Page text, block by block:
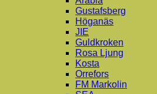
Gustafsberg
Höganäs
JIE
Guldkroken
Rosa Ljung
Kosta
Orrefors
FM Markolin